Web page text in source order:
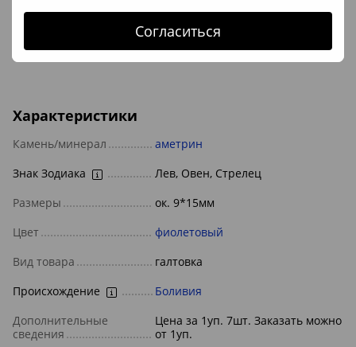
Согласиться
Минерал:аметрин
Происхождение камня:Боливия
Характеристики
Камень/минерал
аметрин
Знак Зодиака
Лев, Овен, Стрелец
Размеры
ок. 9*15мм
Цвет
фиолетовый
Вид товара
галтовка
Происхождение
Боливия
Дополнительные
сведения
Цена за 1уп. 7шт. Заказать можно
от 1уп.